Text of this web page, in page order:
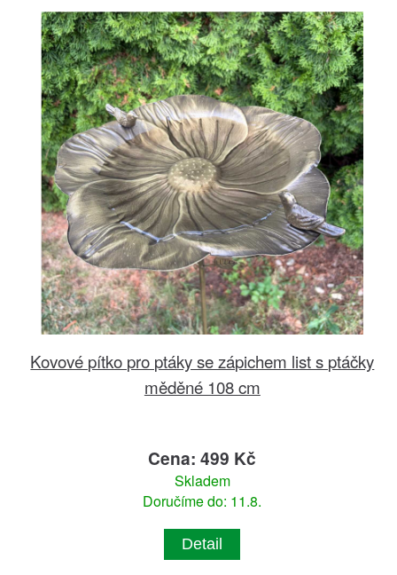
Kovové pítko pro ptáky se zápichem list s ptáčky
měděné 108 cm
Cena: 499 Kč
Skladem
Doručíme do: 11.8.
Detail